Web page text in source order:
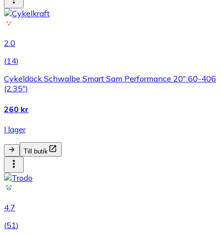
2.0
(14)
Cykeldäck Schwalbe Smart Sam Performance 20" 60-406
(2.35")
260 kr
I lager
Till butik
4.7
(51)